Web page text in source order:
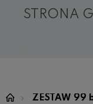
STRONA
ZESTAW 99